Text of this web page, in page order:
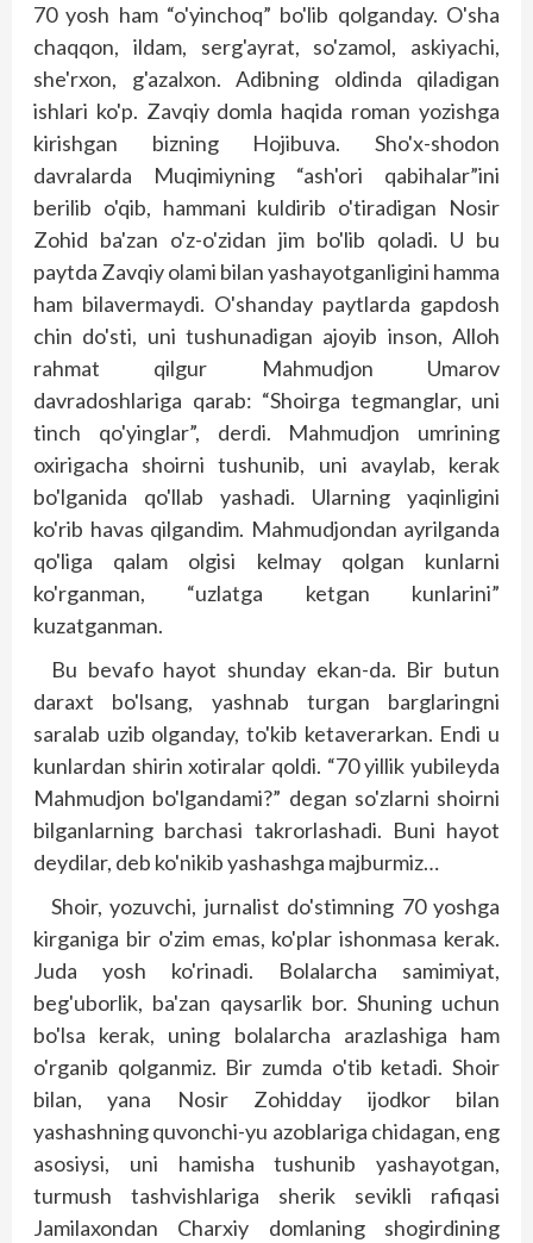
70 yosh ham “o'yinchoq” bo'lib qolganday. O'sha
chaqqon, ildam, serg'ayrat, so'zamol, askiyachi,
she'rxon, g'azalxon. Adibning oldinda qiladigan
ishlari ko'p. Zavqiy domla haqida roman yozishga
kirishgan bizning Hojibuva. Sho'x-shodon
davralarda Muqimiyning “ash'ori qabihalar”ini
berilib o'qib, hammani kuldirib o'tiradigan Nosir
Zohid ba'zan o'z-o'zidan jim bo'lib qoladi. U bu
paytda Zavqiy olami bilan yashayotganligini hamma
ham bilavermaydi. O'shanday paytlarda gapdosh
chin do'sti, uni tushunadigan ajoyib inson, Alloh
rahmat qilgur Mahmudjon Umarov
davradoshlariga qarab: “Shoirga tegmanglar, uni
tinch qo'yinglar”, derdi. Mahmudjon umrining
oxirigacha shoirni tushunib, uni avaylab, kerak
bo'lganida qo'llab yashadi. Ularning yaqinligini
ko'rib havas qilgandim. Mahmudjondan ayrilganda
qo'liga qalam olgisi kelmay qolgan kunlarni
ko'rganman, “uzlatga ketgan kunlarini”
kuzatganman.
Bu bevafo hayot shunday ekan-da. Bir butun
daraxt bo'lsang, yashnab turgan barglaringni
saralab uzib olganday, to'kib ketaverarkan. Endi u
kunlardan shirin xotiralar qoldi. “70 yillik yubileyda
Mahmudjon bo'lgandami?” degan so'zlarni shoirni
bilganlarning barchasi takrorlashadi. Buni hayot
deydilar, deb ko'nikib yashashga majburmiz…
Shoir, yozuvchi, jurnalist do'stimning 70 yoshga
kirganiga bir o'zim emas, ko'plar ishonmasa kerak.
Juda yosh ko'rinadi. Bolalarcha samimiyat,
beg'uborlik, ba'zan qaysarlik bor. Shuning uchun
bo'lsa kerak, uning bolalarcha arazlashiga ham
o'rganib qolganmiz. Bir zumda o'tib ketadi. Shoir
bilan, yana Nosir Zohidday ijodkor bilan
yashashning quvonchi-yu azoblariga chidagan, eng
asosiysi, uni hamisha tushunib yashayotgan,
turmush tashvishlariga sherik sevikli rafiqasi
Jamilaxondan Charxiy domlaning shogirdining